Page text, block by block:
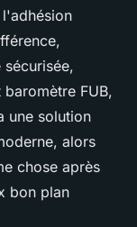
FUB,
une solution
alors
chose après
bon plan